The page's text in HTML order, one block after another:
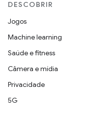
DESCOBRIR
Jogos
Machine learning
Saúde e fitness
Câmera e mídia
Privacidade
5G